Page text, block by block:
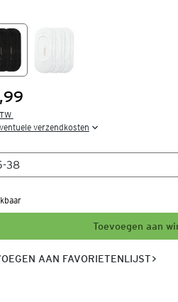
verzendkosten
Toevoegen aan
AAN FAVORIETENLIJST